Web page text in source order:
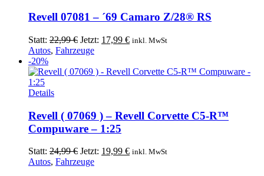
Revell 07081 – ´69 Camaro Z/28® RS
Statt: 22,99€ Ursprünglicher
Preis
22,99 €
Jetzt: 17,99 €Aktueller
17,99 €.
inkl. MwSt
Autos, Fahrzeuge
-20%
Details
Revell ( 07069 ) – Revell Corvette C5-R™
Compuware – 1:25
Statt: 24,99€ Ursprünglicher
Preis
Jetzt: 19,99 €Aktueller
inkl. MwSt
Autos, Fahrzeuge